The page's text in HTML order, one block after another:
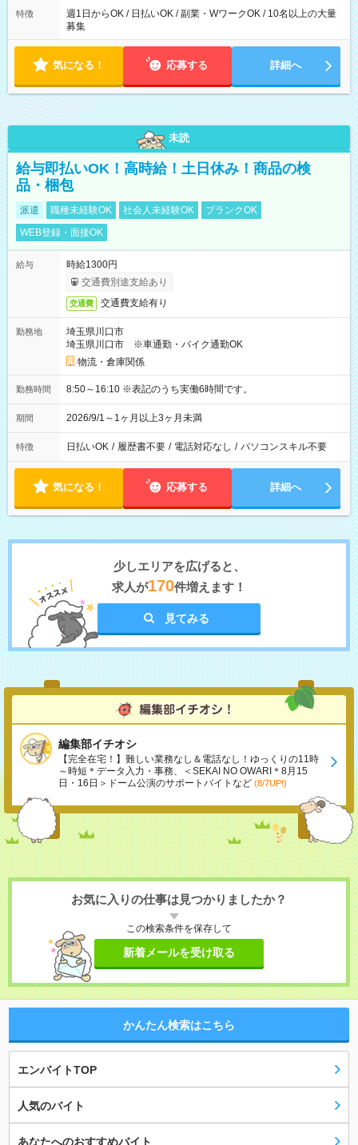
特徴
週1日からOK / 日払いOK / 副業・WワークOK / 10名以上の大量
募集
気になる！ 応募する 詳細へ
未読
給与即払いOK！高時給！土日休み！商品の検
品・梱包
派遣 職種未経験OK 社会人未経験OK
ブランクOK
WEB登録・面接OK
給与
時給1300円
交通費別途支給あり
交通費 交通費支給有り
勤務地
埼玉県川口市
埼玉県川口市 ※車通勤・バイク通勤OK
物流・倉庫関係
勤務時間 8:50～16:10 ※表記のうち実働6時間です。
期間 2026/9/1～1ヶ月以上3ヶ月未満
特徴 日払いOK / 履歴書不要 / 電話対応なし / パソコンスキル不要
気になる！ 応募する 詳細へ
少しエリアを広げると、
求人が170件増えます！
見てみる
編集部イチオシ
【完全在宅！】難しい業務なし＆電話なし！ゆっくりの11時
～時短＊データ入力・事務、＜SEKAI NO OWARI＊8月15
日・16日＞ドーム公演のサポートバイトなど (8/7UP!)
お気に入りの仕事は見つかりましたか？
この検索条件を保存して
新着メールを受け取る
かんたん検索はこちら
エンバイトTOP
人気のバイト
あなたへのおすすめバイト